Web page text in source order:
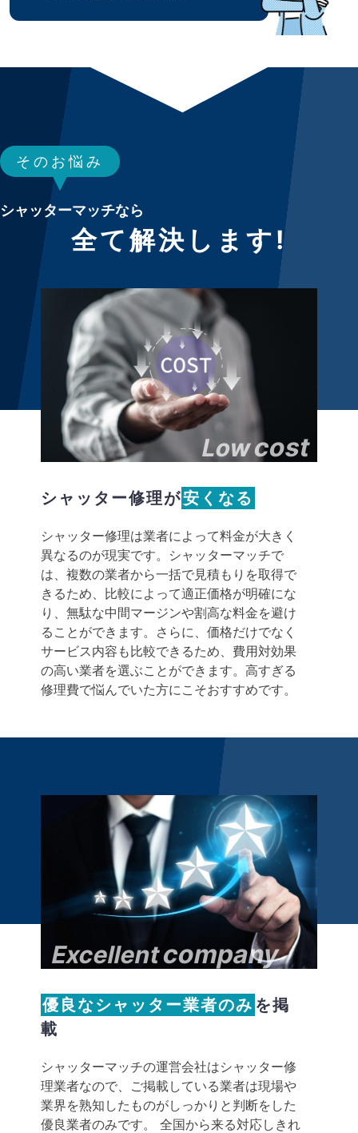
そのお悩み
シャッターマッチなら
全て解決します!
シャッター修理が安くなる
シャッター修理は業者によって料金が大きく
異なるのが現実です。シャッターマッチで
は、複数の業者から一括で見積もりを取得で
きるため、比較によって適正価格が明確にな
り、無駄な中間マージンや割高な料金を避け
ることができます。さらに、価格だけでなく
サービス内容も比較できるため、費用対効果
の高い業者を選ぶことができます。高すぎる
修理費で悩んでいた方にこそおすすめです。
Lowcost
優良なシャッター業者のみ を掲
載
シャッターマッチの運営会社はシャッター修
理業者なので、ご掲載している業者は現場や
業界を熟知したものがしっかりと判断をした
優良業者のみです。 全国から来る対応しきれ
Excellentcompany